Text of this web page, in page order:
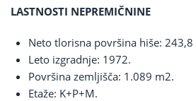
LASTNOSTI NEPREMIČNINE
Neto tlorisna površina hiše: 243,8
Leto izgradnje: 1972.
Površina zemljišča: 1.089 m2.
Etaže: K+P+M.